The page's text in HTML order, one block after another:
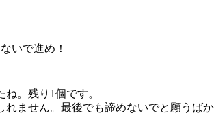
いで進め！
。残り1個です。
れません。最後でも諦めないでと願うばか